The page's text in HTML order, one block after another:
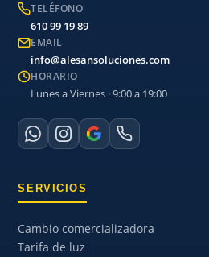
TELÉFONO
610 99 19 89
EMAIL
info@alesansoluciones.com
HORARIO
Lunes a Viernes · 9:00 a 19:00
SERVICIOS
Cambio comercializadora
Tarifa de luz